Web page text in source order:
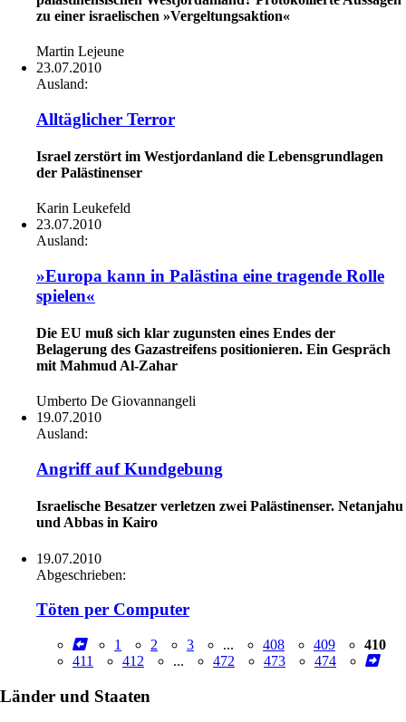
zu einer israelischen »Vergeltungsaktion«
Martin Lejeune
23.07.2010
Ausland:
Alltäglicher Terror
Israel zerstört im Westjordanland die Lebensgrundlagen
der Palästinenser
Karin Leukefeld
23.07.2010
Ausland:
»Europa kann in Palästina eine tragende Rolle
spielen«
Die EU muß sich klar zugunsten eines Endes der
Belagerung des Gazastreifens positionieren. Ein Gespräch
mit Mahmud Al-Zahar
Umberto De Giovannangeli
19.07.2010
Ausland:
Angriff auf Kundgebung
Israelische Besatzer verletzen zwei Palästinenser. Netanjahu
und Abbas in Kairo
19.07.2010
Abgeschrieben:
Töten per Computer
1 2 3 ... 408 409
410
411
412 ... 472 473 474
Länder und Staaten